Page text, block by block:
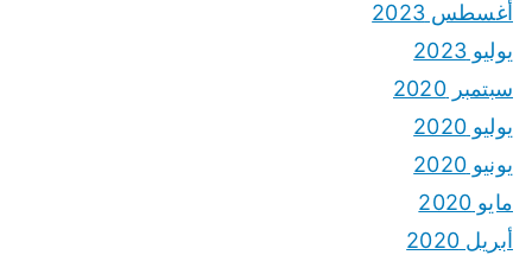
أغسطس 2023
يوليو 2023
سبتمبر 2020
يوليو 2020
يونيو 2020
مايو 2020
أبريل 2020